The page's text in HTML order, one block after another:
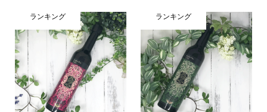
ランキング ランキング